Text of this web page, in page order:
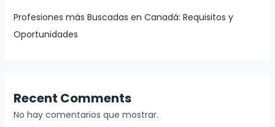
Profesiones más Buscadas en Canadá: Requisitos y
Oportunidades
Recent Comments
No hay comentarios que mostrar.